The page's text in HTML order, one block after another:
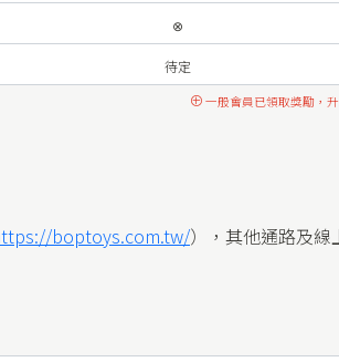
⊗
待定
⊕ 一般會員已領取獎勵，
boptoys.com.tw/），其他通路及線